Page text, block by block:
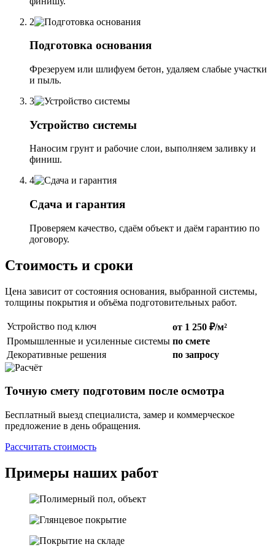
2
Подготовка основания
Фрезеруем или шлифуем бетон, удаляем слабые участки
и пыль.
3
Устройство системы
Наносим грунт и рабочие слои, выполняем заливку и
финиш.
4
Сдача и гарантия
Проверяем качество, сдаём объект и даём гарантию по
договору.
Стоимость и сроки
Цена зависит от состояния основания, выбранной системы,
толщины покрытия и объёма подготовительных работ.
Устройство под ключ
от 1 250 ₽/м²
Промышленные и усиленные системы по смете
Декоративные решения
по запросу
Точную смету подготовим после осмотра
Бесплатный выезд специалиста, замер и коммерческое
предложение в день обращения.
Рассчитать стоимость
Примеры наших работ